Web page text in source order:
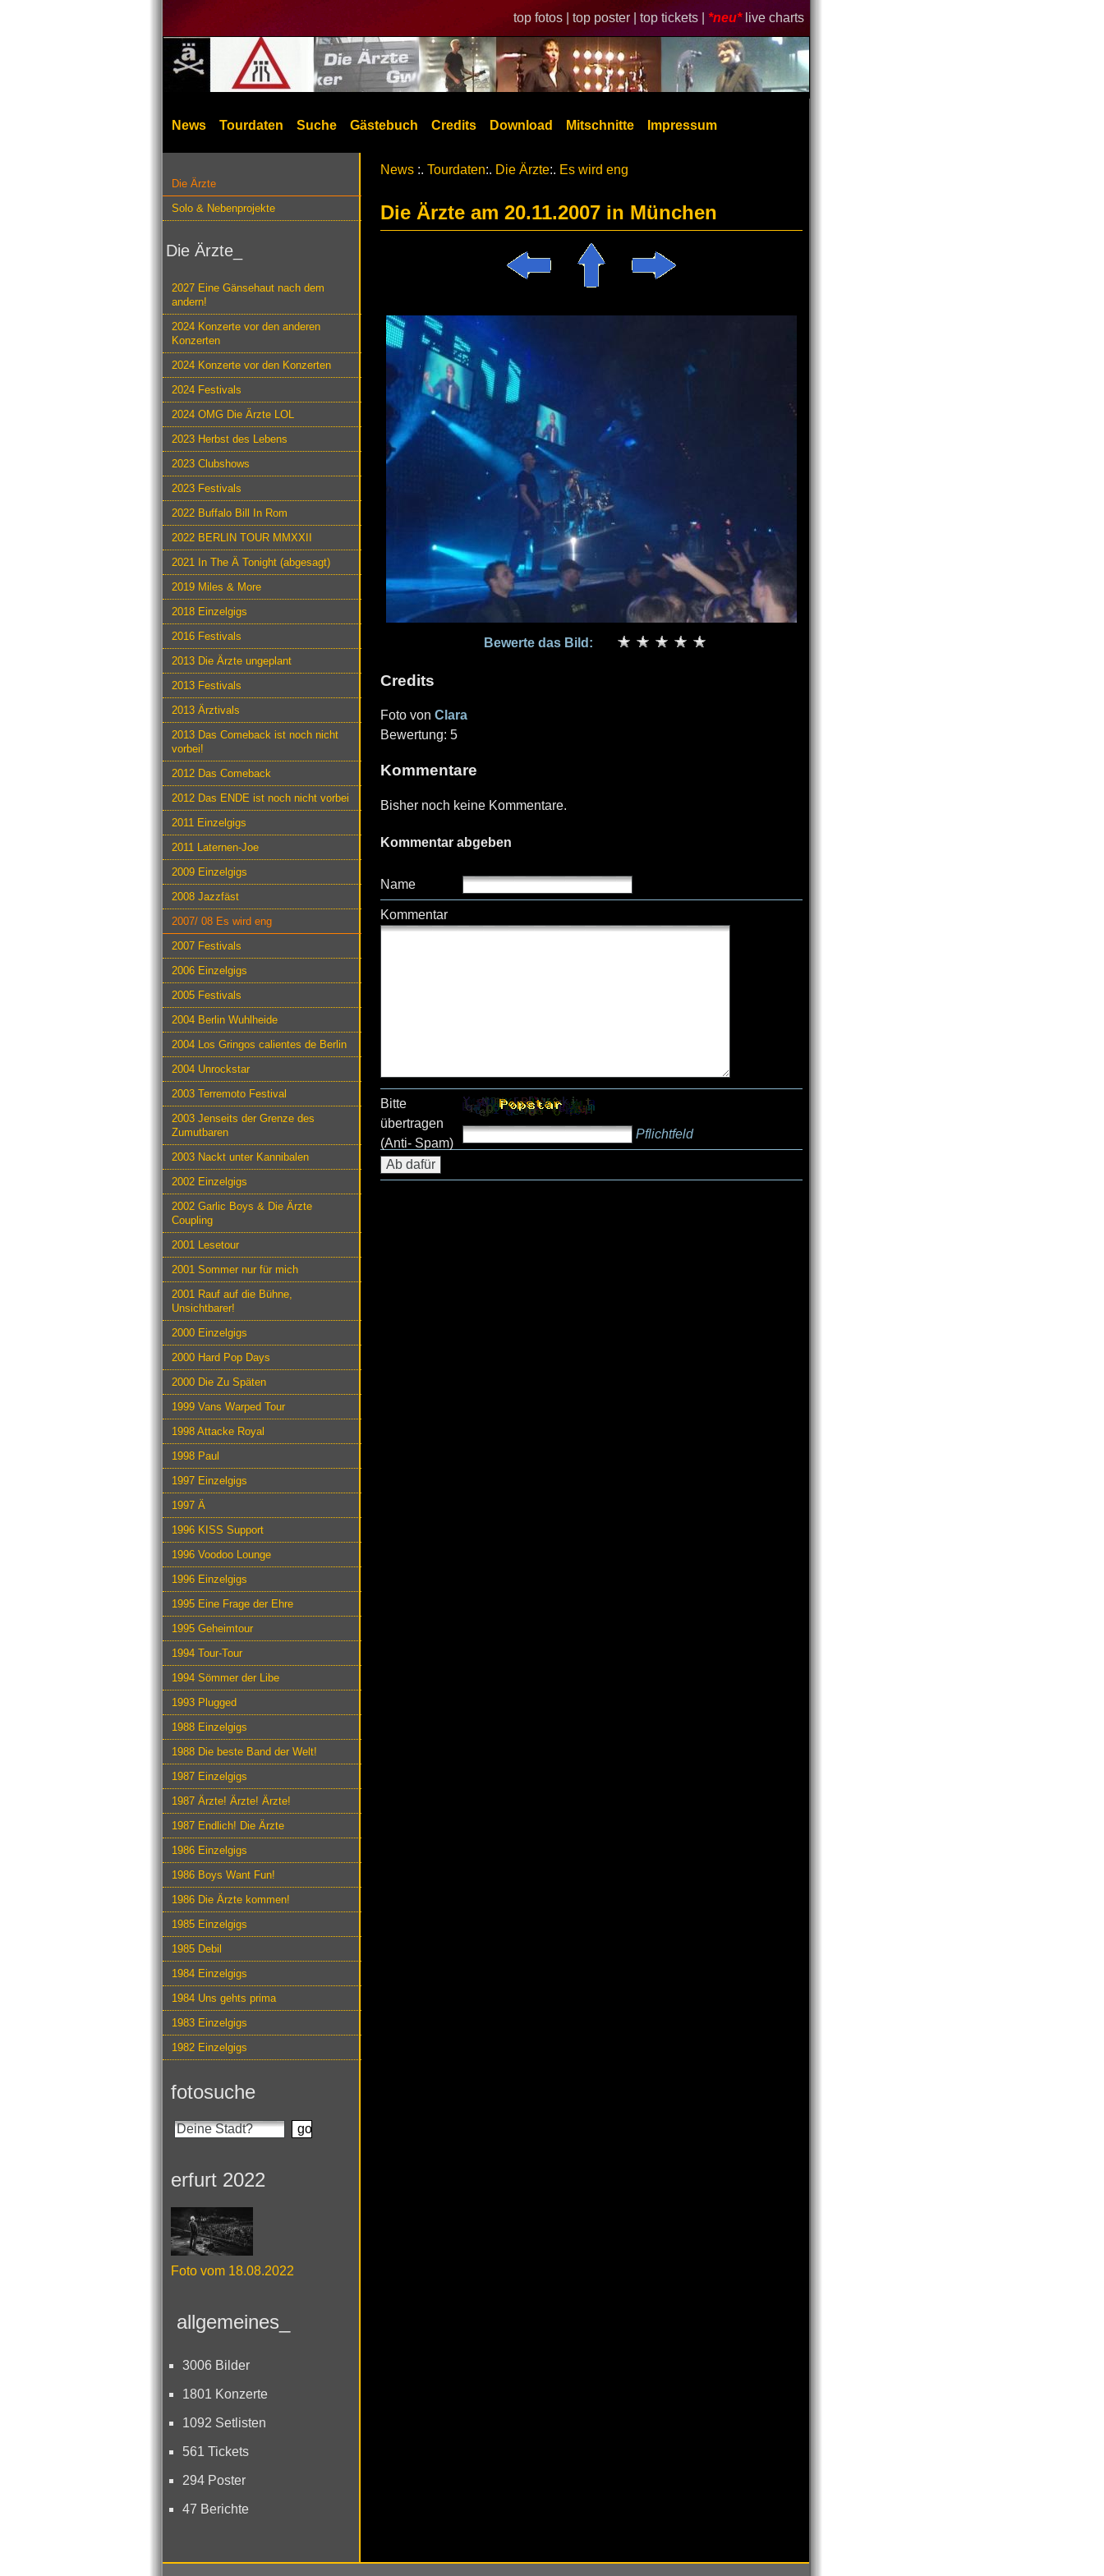
top fotos | top poster | top tickets | *neu* live charts
News Tourdaten Suche Gästebuch Credits Download Mitschnitte Impressum
Die Ärzte
Solo & Nebenprojekte
Die Ärzte_
2027 Eine Gänsehaut nach dem
andern!
2024 Konzerte vor den anderen
Konzerten
2024 Konzerte vor den Konzerten
2024 Festivals
2024 OMG Die Ärzte LOL
2023 Herbst des Lebens
2023 Clubshows
2023 Festivals
2022 Buffalo Bill In Rom
2022 BERLIN TOUR MMXXII
2021 In The Ä Tonight (abgesagt)
2019 Miles & More
2018 Einzelgigs
2016 Festivals
2013 Die Ärzte ungeplant
2013 Festivals
2013 Ärztivals
2013 Das Comeback ist noch nicht
vorbei!
2012 Das Comeback
2012 Das ENDE ist noch nicht vorbei
2011 Einzelgigs
2011 Laternen-Joe
2009 Einzelgigs
2008 Jazzfäst
2007/ 08 Es wird eng
2007 Festivals
2006 Einzelgigs
2005 Festivals
2004 Berlin Wuhlheide
2004 Los Gringos calientes de Berlin
2004 Unrockstar
2003 Terremoto Festival
2003 Jenseits der Grenze des
Zumutbaren
2003 Nackt unter Kannibalen
2002 Einzelgigs
2002 Garlic Boys & Die Ärzte
Coupling
2001 Lesetour
2001 Sommer nur für mich
2001 Rauf auf die Bühne,
Unsichtbarer!
2000 Einzelgigs
2000 Hard Pop Days
2000 Die Zu Späten
1999 Vans Warped Tour
1998 Attacke Royal
1998 Paul
1997 Einzelgigs
1997 Ä
1996 KISS Support
1996 Voodoo Lounge
1996 Einzelgigs
1995 Eine Frage der Ehre
1995 Geheimtour
1994 Tour-Tour
1994 Sömmer der Libe
1993 Plugged
1988 Einzelgigs
1988 Die beste Band der Welt!
1987 Einzelgigs
1987 Ärzte! Ärzte! Ärzte!
1987 Endlich! Die Ärzte
1986 Einzelgigs
1986 Boys Want Fun!
1986 Die Ärzte kommen!
1985 Einzelgigs
1985 Debil
1984 Einzelgigs
1984 Uns gehts prima
1983 Einzelgigs
1982 Einzelgigs
fotosuche
erfurt 2022
Foto vom 18.08.2022
allgemeines_
3006 Bilder
1801 Konzerte
1092 Setlisten
561 Tickets
294 Poster
47 Berichte
News :. Tourdaten:. Die Ärzte:. Es wird eng
Die Ärzte am 20.11.2007 in München
Bewerte das Bild:
Credits
Foto von Clara
Bewertung: 5
Kommentare
Bisher noch keine Kommentare.
Kommentar abgeben
Name
Kommentar
Bitte
übertragen
(Anti- Spam)
Pflichtfeld